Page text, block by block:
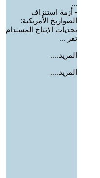
...
- أزمة استنزاف
الصواريخ الأمريكية:
تحديات الإنتاج المستدام
تفر ...
المزيد.....
المزيد.....